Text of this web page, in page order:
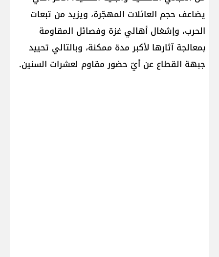
يضاعف حجم العائلات المهجّرة، ويزيد من تبعات
الحرب، وإشغال أهالي غزة وفصائل المقاومة
بمعالجة آثارها لأكبر مدة ممكنة، وبالتالي تحييد
جبهة القطاع عن أيّ حضور مقاوم لعشرات السنين.